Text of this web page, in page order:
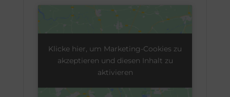
Klicke hier, um Marketing-Cookies zu
akzeptieren und diesen Inhalt zu
aktivieren